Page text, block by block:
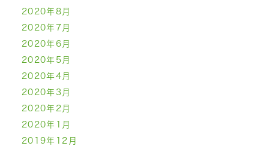
2020年8月
2020年7月
2020年6月
2020年5月
2020年4月
2020年3月
2020年2月
2020年1月
2019年12月